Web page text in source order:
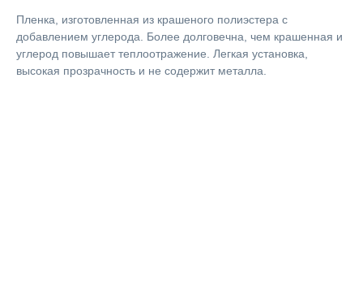
Пленка, изготовленная из крашеного полиэстера с
добавлением углерода. Более долговечна, чем крашенная и
углерод повышает теплоотражение. Легкая установка,
высокая прозрачность и не содержит металла.